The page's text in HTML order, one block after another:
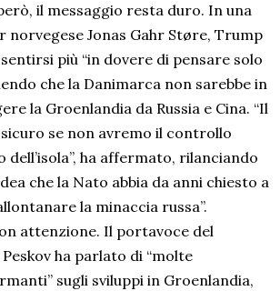
il messaggio resta duro. In una
Jonas Gahr Støre, Trump
più “in dovere di pensare solo
che la Danimarca non sarebbe in
la Groenlandia da Russia e Cina. “Il
se non avremo il controllo
ha affermato, rilanciando
che la Nato abbia da anni chiesto a
la minaccia russa”.
attenzione. Il portavoce del
ha parlato di “molte
sugli sviluppi in Groenlandia,